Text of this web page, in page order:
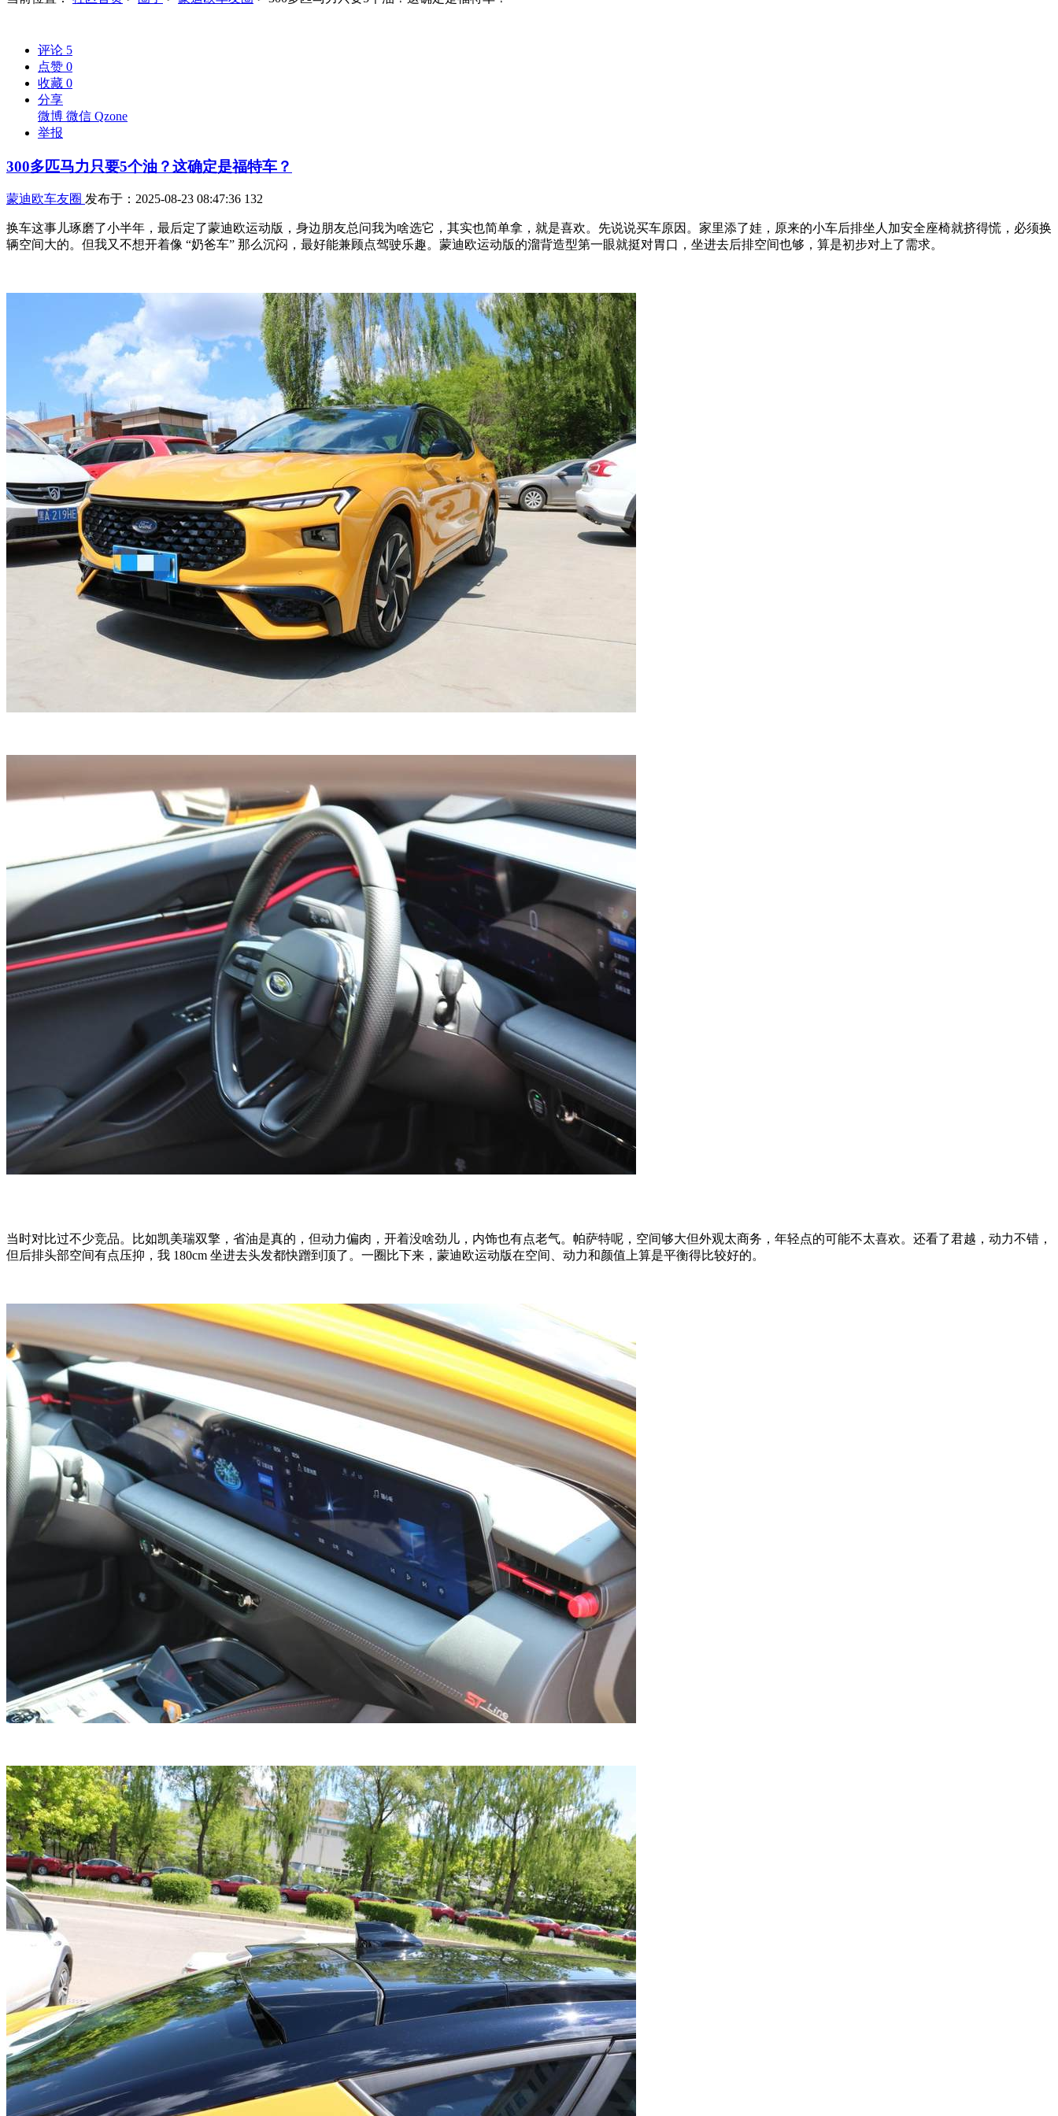
评论 5
点赞 0
收藏 0
分享
微博 微信 Qzone
举报
300多匹马力只要5个油？这确定是福特车？
蒙迪欧车友圈 发布于：2025-08-23 08:47:36 132
换车这事儿琢磨了小半年，最后定了蒙迪欧运动版，身边朋友总问我为啥选它，其实也简单拿，就是喜欢。先说说买车原因。家里添了娃，原来的小车后排坐人加安全座椅就挤得慌，必须换
辆空间大的。但我又不想开着像 “奶爸车” 那么沉闷，最好能兼顾点驾驶乐趣。蒙迪欧运动版的溜背造型第一眼就挺对胃口，坐进去后排空间也够，算是初步对上了需求。​
当时对比过不少竞品。比如凯美瑞双擎，省油是真的，但动力偏肉，开着没啥劲儿，内饰也有点老气。帕萨特呢，空间够大但外观太商务，年轻点的可能不太喜欢。还看了君越，动力不错，
但后排头部空间有点压抑，我 180cm 坐进去头发都快蹭到顶了。一圈比下来，蒙迪欧运动版在空间、动力和颜值上算是平衡得比较好的。​